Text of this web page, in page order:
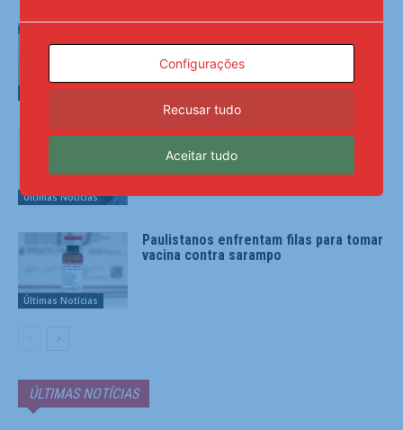
Últimas Notícias
de R$ 165 milhões neste domingo
Últimas Notícias
Criatividade de ambulantes é tema de
exposição fotográfica no Rio
Últimas Notícias
Paulistanos enfrentam filas para tomar
vacina contra sarampo
ÚLTIMAS NOTÍCIAS
Configurações
Recusar tudo
Aceitar tudo